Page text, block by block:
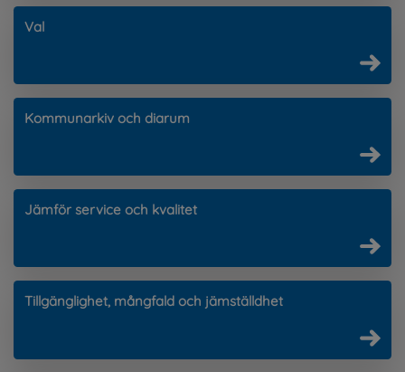
Val
Kommunarkiv och diarum
Jämför service och kvalitet
Tillgänglighet, mångfald och jämställdhet